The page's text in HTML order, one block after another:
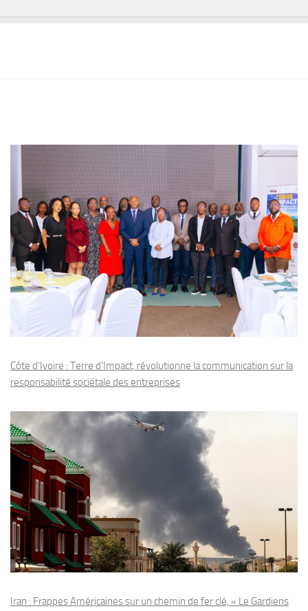
Côte d’Ivoire : Terre d’Impact, révolutionne la communication sur la
responsabilité sociétale des entreprises
Iran : Frappes Américaines sur un chemin de fer clé, « Le Gardiens